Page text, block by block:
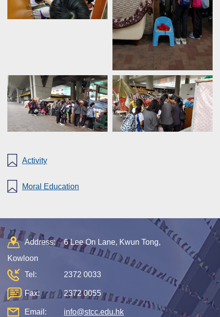
Activity
Moral Education
Address:
6 Lee On Lane, Kwun Tong,
Kowloon
Tel:
2372 0033
Fax: 2372 0055
Email: info@stcc.edu.hk